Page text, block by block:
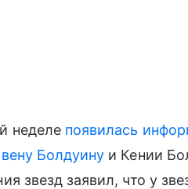
неделе появилась
Болдуину и Кении
звезд заявил, что у